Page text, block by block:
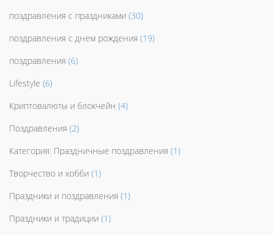
поздравления с праздниками (30)
поздравления с днем рождения (19)
поздравления (6)
Lifestyle (6)
Криптовалюты и блокчейн (4)
Поздравления (2)
Категория: Праздничные поздравления (1)
Творчество и хобби (1)
Праздники и поздравления (1)
Праздники и традиции (1)